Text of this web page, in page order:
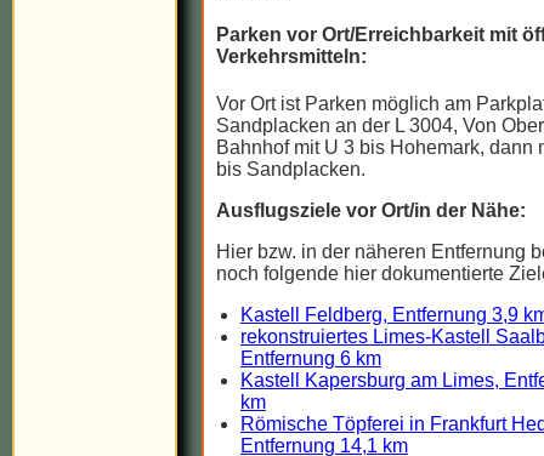
Parken vor Ort/Erreichbarkeit mit
Verkehrsmitteln:
Vor Ort ist Parken möglich am
Sandplacken an der L 3004, Von
Bahnhof mit U 3 bis Hohemark, dann
bis Sandplacken.
Ausflugsziele vor Ort/in der Nähe:
Hier bzw. in der näheren Entfernung
noch folgende hier dokumentierte
Kastell Feldberg, Entfernung 3,9
rekonstruiertes Limes-Kastell
Entfernung 6 km
Kastell Kapersburg am Limes,
km
Römische Töpferei in Frankfurt
Entfernung 14,1 km